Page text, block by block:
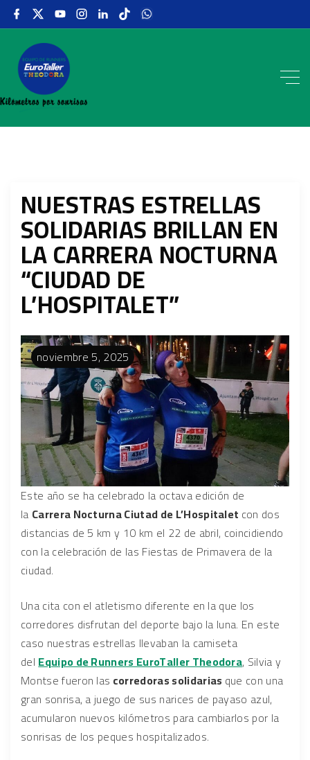
NUESTRAS ESTRELLAS
SOLIDARIAS BRILLAN EN
LA CARRERA NOCTURNA
“CIUDAD DE
L’HOSPITALET”
noviembre 5, 2025
Este año se ha celebrado la octava edición de
la Carrera Nocturna Ciutad de L’Hospitalet con dos
distancias de 5 km y 10 km el 22 de abril, coincidiendo
con la celebración de las Fiestas de Primavera de la
ciudad.
Una cita con el atletismo diferente en la que los
corredores disfrutan del deporte bajo la luna. En este
caso nuestras estrellas llevaban la camiseta
delEquipo de Runners EuroTaller Theodora, Silvia y
Montse fueron las corredoras solidarias que con una
gran sonrisa, a juego de sus narices de payaso azul,
acumularon nuevos kilómetros para cambiarlos por la
sonrisas de los peques hospitalizados.